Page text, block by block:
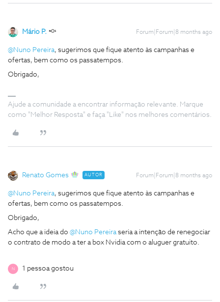
Mário P. Forum|Forum|8 months ago
@Nuno Pereira, sugerimos que fique atento às campanhas e
ofertas, bem como os passatempos.
Obrigado,
Ajude a comunidade a encontrar informação relevante. Marque
como "Melhor Resposta" e faça "Like" nos melhores comentários.
Renato Gomes AUTOR Forum|Forum|8 months ago
@Nuno Pereira, sugerimos que fique atento às campanhas e
ofertas, bem como os passatempos.
Obrigado,
Acho que a ideia do ​ @Nuno Pereiraseria a intenção de renegociar
o contrato de modo a ter a box Nvidia com o aluguer gratuito.
N 1 pessoa gostou